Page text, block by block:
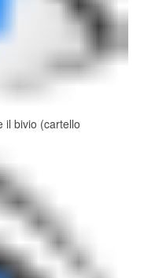
il bivio (cartello